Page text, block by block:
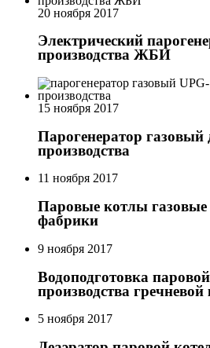
20 ноября 2017
Электрический
производства ЖБИ
15 ноября 2017
Парогенератор газовый
производства
11 ноября 2017
Паровые котлы
фабрики
9 ноября 2017
Водоподготовка
производства
5 ноября 2017